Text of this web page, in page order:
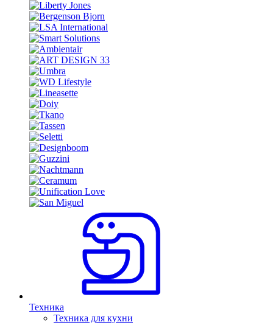
Техника
Техника для кухни